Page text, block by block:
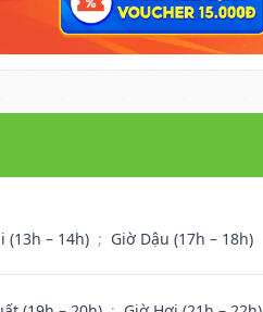
(13h – 14h) ; Giờ Dậu (17h – 18h)